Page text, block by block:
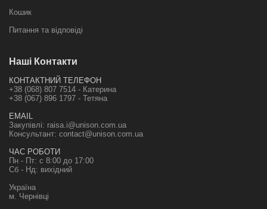
Кошик
Питання та відповіді
Наші Контакти
КОНТАКТНИЙ ТЕЛЕФОН
+38 (068) 807 7514 - Катерина
+38 (067) 896 1797 - Тетяна
EMAIL
Закупівлі: raisa.i@unison.com.ua
Консультант: contact@unison.com.ua
ЧАС РОБОТИ
Пн - Пт: с 8:00 до 17:00
Сб - Нд: вихідний
Україна
м. Чернівці